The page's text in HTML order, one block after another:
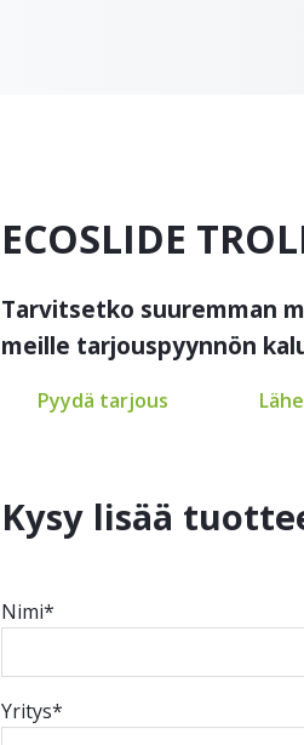
ECOSLIDE
Tarvitsetko suuremman
meille tarjouspyynnön
Pyydä tarjous
Kysy lisää
Nimi*
Yritys*